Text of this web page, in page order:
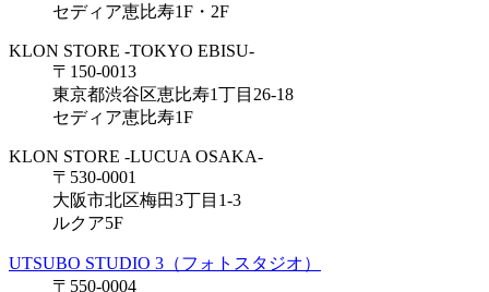
セディア恵比寿1F・2F
KLON STORE -TOKYO EBISU-
〒150-0013
東京都渋谷区恵比寿1丁目26-18
セディア恵比寿1F
KLON STORE -LUCUA OSAKA-
〒530-0001
大阪市北区梅田3丁目1-3
ルクア5F
UTSUBO STUDIO 3（フォトスタジオ）
〒550-0004